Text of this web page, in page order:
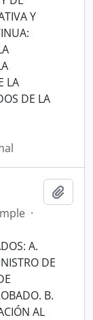
Y
LA
DE LA
·
A.
DE
B.
AL